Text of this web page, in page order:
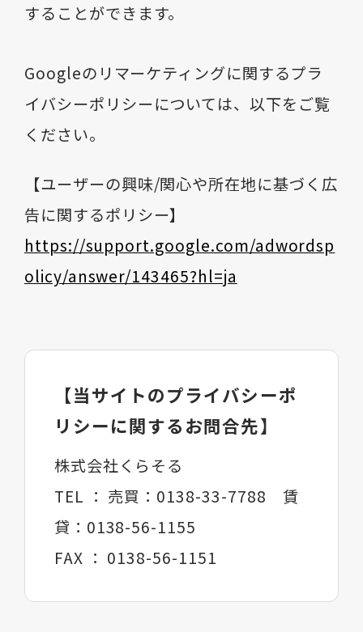
することができます。
Googleのリマーケティングに関するプラ
イバシーポリシーについては、以下をご覧
ください。
【ユーザーの興味/関心や所在地に基づく広
告に関するポリシー】
https://support.google.com/adwordsp
olicy/answer/143465?hl=ja
【当サイトのプライバシーポ
リシーに関するお問合先】
株式会社くらそる
TEL ： 売買：0138-33-7788 賃
貸：0138-56-1155
FAX ： 0138-56-1151